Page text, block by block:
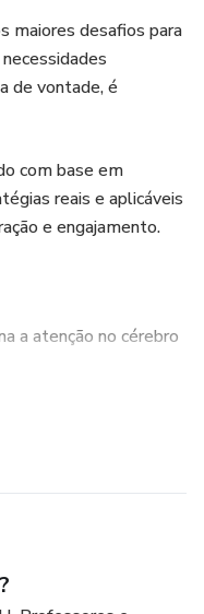
maiores desafios para
de vontade, é
com base em
reais e aplicáveis
e engajamento.
a atenção no cérebro
modelagem,
e concentração